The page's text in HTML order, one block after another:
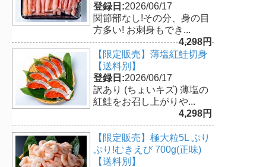
登録日:2026/06/17
関節部なし!その分、身の目
方多い! お刺身もでき...
4,298円
【限定販売】薄塩紅鮭切身
【送料別】
登録日:2026/06/17
訳あり (ちょいキズ) 薄塩の
紅鮭をお召し上がりや...
4,298円
【限定販売】極大粒5L ぷり
ぷり!むきえび 700g(正味)
【送料別】